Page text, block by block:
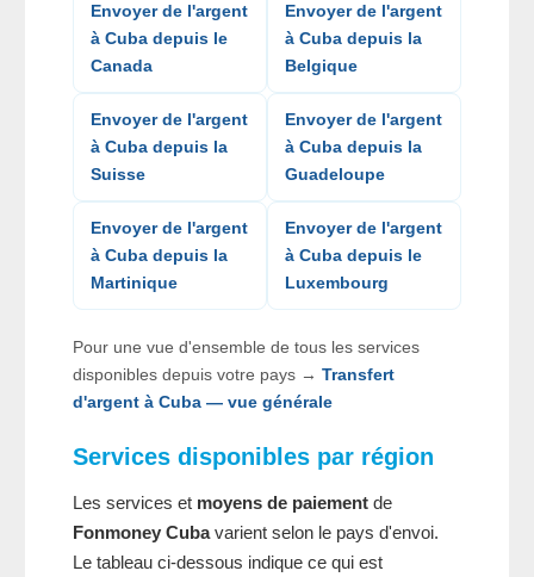
Envoyer de l'argent
à Cuba depuis le
Canada
Envoyer de l'argent
à Cuba depuis la
Belgique
Envoyer de l'argent
à Cuba depuis la
Suisse
Envoyer de l'argent
à Cuba depuis la
Guadeloupe
Envoyer de l'argent
à Cuba depuis la
Martinique
Envoyer de l'argent
à Cuba depuis le
Luxembourg
Pour une vue d'ensemble de tous les services
disponibles depuis votre pays → Transfert
d'argent à Cuba — vue générale
Services disponibles par région
Les services et moyens de paiement de
Fonmoney Cubavarient selon le pays d'envoi.
Le tableau ci-dessous indique ce qui est